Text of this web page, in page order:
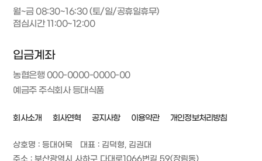
월~금 08:30~16:30 (토/일/공휴일휴무)
점심시간 11:00~12:00
입금계좌
농협은행 000-0000-0000-00
예금주 주식회사 등대식품
회사소개 회사연혁 공지사항 이용약관 개인정보처리방침
상호명 : 등대어묵
대표 : 김덕형, 김권대